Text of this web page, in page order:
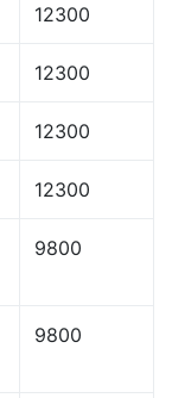
12300
12300
12300
12300
9800
9800